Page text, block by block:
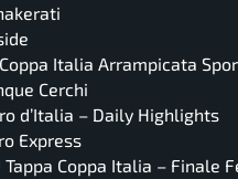
Coppa Italia Arrampicata
Cerchi
d’Italia – Daily Highlights
Express
Tappa Coppa Italia – Finale